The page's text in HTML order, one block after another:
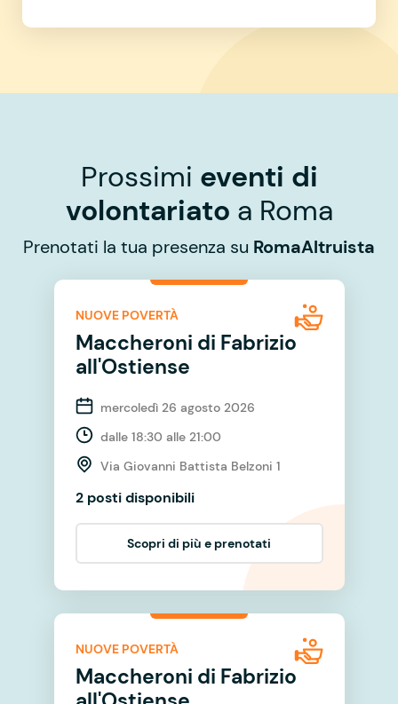
Prossimi eventi di
volontariato a Roma
Prenotati la tua presenza su RomaAltruista
NUOVE POVERTÀ
Maccheroni di Fabrizio
all'Ostiense
mercoledì 26 agosto 2026
dalle 18:30 alle 21:00
Via Giovanni Battista Belzoni 1
2 posti disponibili
Scopri di più e prenotati
NUOVE POVERTÀ
Maccheroni di Fabrizio